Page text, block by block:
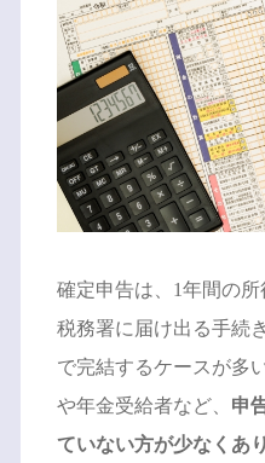
確定申告は、1年間の
税務署に届け出る手続
で完結するケースが多
や年金受給者など、 申
ていない方が少なくあ